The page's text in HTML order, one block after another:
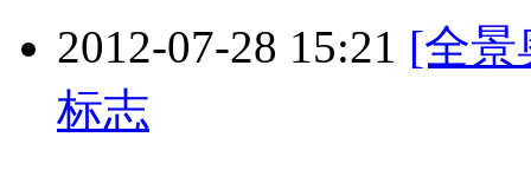
2012-07-28 15:21 [全景
标志